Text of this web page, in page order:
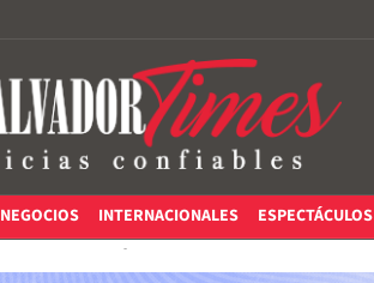
NEGOCIOS INTERNACIONALES ESPECTÁCULOS